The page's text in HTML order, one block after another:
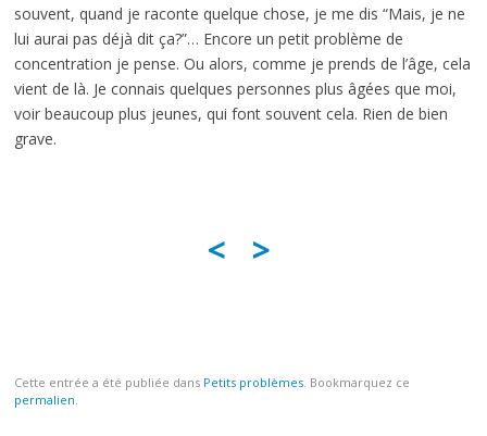
souvent, quand je raconte quelque chose, je me dis “Mais, je ne
lui aurai pas déjà dit ça?”… Encore un petit problème de
concentration je pense. Ou alors, comme je prends de l’âge, cela
vient de là. Je connais quelques personnes plus âgées que moi,
voir beaucoup plus jeunes, qui font souvent cela. Rien de bien
grave.
< >
Cette entrée a été publiée dans Petits problèmes. Bookmarquez ce
permalien